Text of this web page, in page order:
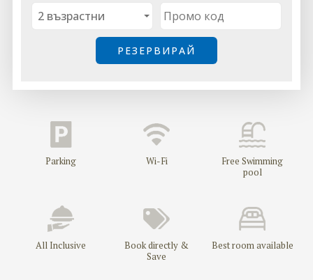
КОНТАКТИ - ХОТЕЛ ЛЮЛЯК, ЗНАТНИ ПЯСЪЦИ, ВАРНА
Parking Wi-Fi
Free Swimming
pool
All Inclusive
Book directly &
Save
Best room available